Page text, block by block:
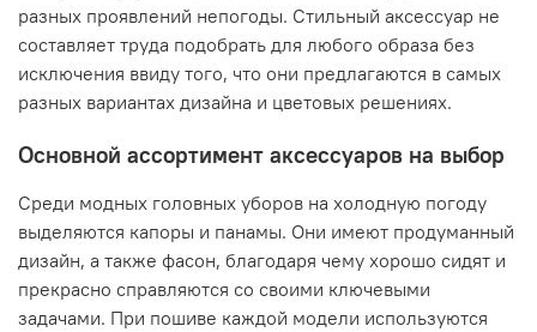
разных проявлений непогоды. Стильный аксессуар не
составляет труда подобрать для любого образа без
исключения ввиду того, что они предлагаются в самых
разных вариантах дизайна и цветовых решениях.
Основной ассортимент аксессуаров на выбор
Среди модных головных уборов на холодную погоду
выделяются капоры и панамы. Они имеют продуманный
дизайн, а также фасон, благодаря чему хорошо сидят и
прекрасно справляются со своими ключевыми
задачами. При пошиве каждой модели используются